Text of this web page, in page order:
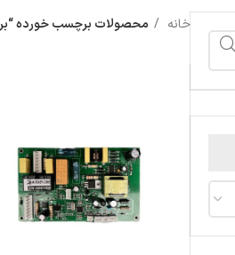
خانه محصولات برچسب خورده